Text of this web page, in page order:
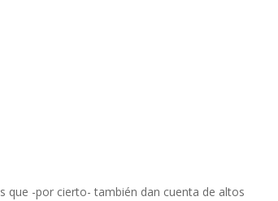
que -por cierto- también dan cuenta de altos